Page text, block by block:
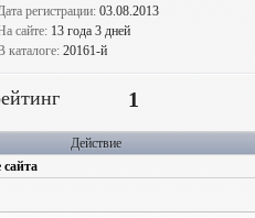
регистрации: 03.08.2013
сайте: 13 года 3 дней
каталоге: 20161-й
1
Действие